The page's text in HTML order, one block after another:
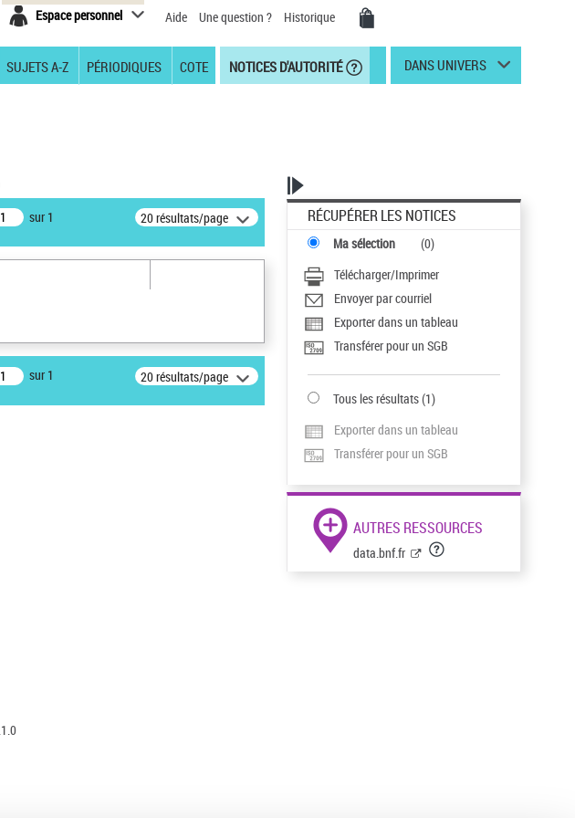
Espace personnel Aide Une question ? Historique
SUJETS A-Z PÉRIODIQUES COTE NOTICES D'AUTORITÉ DANS UNIVERS
sur 1 20 résultats/page
sur 1 20 résultats/page
RÉCUPÉRER LES NOTICES
Ma sélection (0)
Télécharger/Imprimer
Envoyer par courriel
Exporter dans un tableau
Transférer pour un SGB
Tous les résultats(1)
Exporter dans un tableau
Transférer pour un SGB
AUTRES RESSOURCES
data.bnf.fr